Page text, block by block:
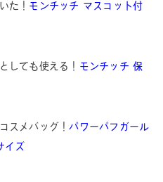
た！ モンチッチ マスコット付
しても使える！ モンチッチ 保
スメバッグ！パワーパフガール
イズ